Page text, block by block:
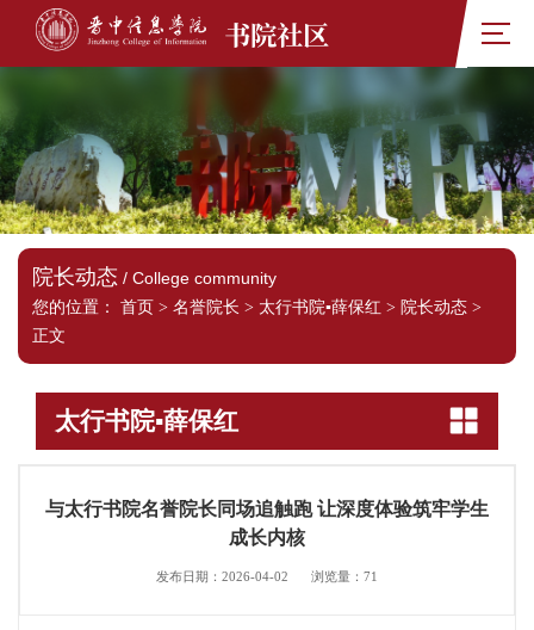
书院社区
院长动态 / College community
您的位置：
首页 > 名誉院长 > 太行书院▪薛保红 > 院长动态 >
正文
太行书院▪薛保红
与太行书院名誉院长同场追触跑 让深度体验筑牢学生
成长内核
发布日期：2026-04-02 浏览量： 71